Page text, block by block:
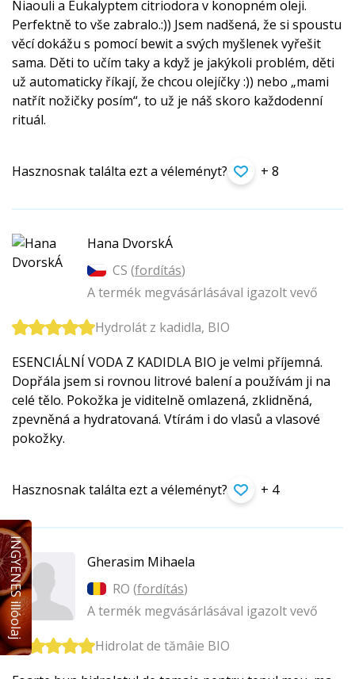
Niaouli a Eukalyptem citriodora v konopném oleji.
Perfektně to vše zabralo.:)) Jsem nadšená, že si spoustu
věcí dokážu s pomocí bewit a svých myšlenek vyřešit
sama. Děti to učím taky a když je jakýkoli problém, děti
už automaticky říkají, že chcou olejíčky :)) nebo „mami
natřít nožičky posím“, to už je náš skoro každodenní
rituál.
Hasznosnak találta ezt a véleményt? + 8
Hana DvorskÁ
CS (fordítás)
A termék megvásárlásával igazolt vevő
Hydrolát z kadidla, BIO
ESENCIÁLNÍ VODA Z KADIDLA BIO je velmi příjemná.
Dopřála jsem si rovnou litrové balení a používám ji na
celé tělo. Pokožka je viditelně omlazená, zklidněná,
zpevněná a hydratovaná. Vtírám i do vlasů a vlasové
pokožky.
Hasznosnak találta ezt a véleményt? + 4
Gherasim Mihaela
RO (fordítás)
A termék megvásárlásával igazolt vevő
Hidrolat de tămâie BIO
INGYENES illóolaj